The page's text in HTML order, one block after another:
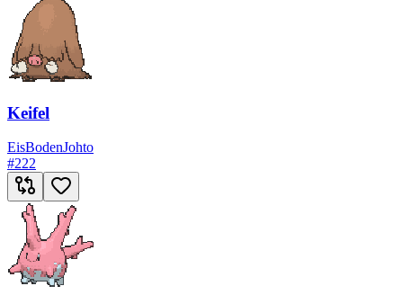
Keifel
EisBodenJohto
#222